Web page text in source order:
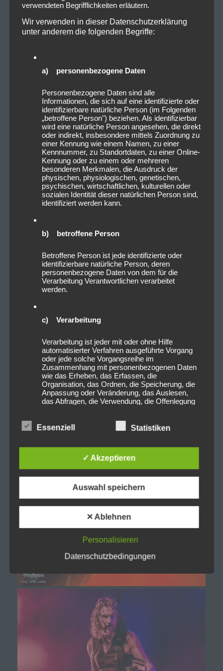
verwendeten Begrifflichkeiten erläutern.
Wir verwenden in dieser Datenschutzerklärung
unter anderem die folgenden Begriffe:
a) personenbezogene Daten
Personenbezogene Daten sind alle
Informationen, die sich auf eine identifizierte oder
identifizierbare natürliche Person (im Folgenden
„betroffene Person") beziehen. Als identifizierbar
wird eine natürliche Person angesehen, die direkt
oder indirekt, insbesondere mittels Zuordnung zu
einer Kennung wie einem Namen, zu einer
Kennnummer, zu Standortdaten, zu einer Online-
Kennung oder zu einem oder mehreren
besonderen Merkmalen, die Ausdruck der
physischen, physiologischen, genetischen,
psychischen, wirtschaftlichen, kulturellen oder
sozialen Identität dieser natürlichen Person sind,
identifiziert werden kann.
b) betroffene Person
Betroffene Person ist jede identifizierte oder
identifizierbare natürliche Person, deren
personenbezogene Daten von dem für die
Verarbeitung Verantwortlichen verarbeitet
werden.
c) Verarbeitung
Verarbeitung ist jeder mit oder ohne Hilfe
automatisierter Verfahren ausgeführte Vorgang
oder jede solche Vorgangsreihe im
Zusammenhang mit personenbezogenen Daten
wie das Erheben, das Erfassen, die
Organisation, das Ordnen, die Speicherung, die
Anpassung oder Veränderung, das Auslesen,
das Abfragen, die Verwendung, die Offenlegung
Verknüpfung, die Einschränkung, das Löschen
Einschränkung der Verarbeitung ist die
Daten mit dem Ziel, ihre künftige Verarbeitung
einzuschränken.
e) Profiling
Verarbeitung personenbezogener Daten, die
darin besteht, dass diese personenbezogenen
Daten verwendet werden, um bestimmte
persönliche Aspekte, die sich auf eine natürliche
Person beziehen, zu bewerten, insbesondere,
um Aspekte bezüglich Arbeitsleistung,
wirtschaftlicher Lage, Gesundheit, persönlicher
Vorlieben, Interessen, Zuverlässigkeit, Verhalten,
Aufenthaltsort oder Ortswechsel dieser
natürlichen Person zu analysieren oder
vorherzusagen.
Essenziell Statistiken
✓ Akzeptieren
Auswahl speichern
✕ Ablehnen
Personalisieren
Datenschutzbedingungen